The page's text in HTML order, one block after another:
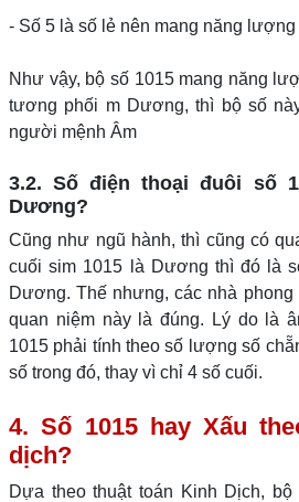
- Số 5 là số lẻ nên mang năng
Như vậy, bộ số 1015 mang năng
tương phối m Dương, thì bộ số
người mệnh Âm
3.2. Số điện thoại đuôi số
Dương?
Cũng như ngũ hành, thì cũng có
cuối sim 1015 là Dương thì đó là
Dương. Thế nhưng, các nhà phong
quan niệm này là đúng. Lý do là
1015 phải tính theo số lượng số
số trong đó, thay vì chỉ 4 số cuối.
4. Số 1015 hay Xấu
dịch?
Dựa theo thuật toán Kinh Dịch, bộ